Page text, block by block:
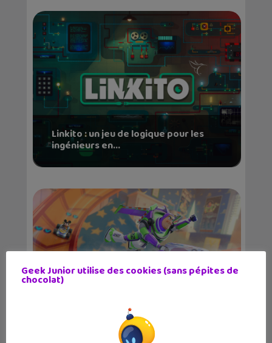
Linkito : un jeu de logique pour les
ingénieurs en...
Le jeu de course Disney Speedstorm
disponible sur...
Geek Junior utilise des cookies (sans pépites de
chocolat)